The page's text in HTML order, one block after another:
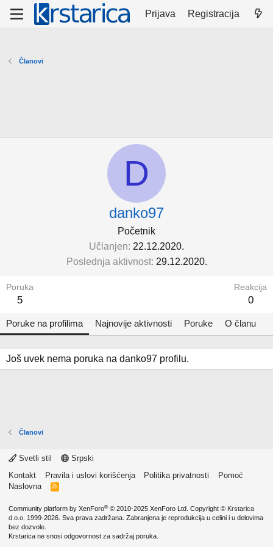
Prijava Registracija
Članovi
D
danko97
Početnik
Učlanjen 22.12.2020.
Poslednja aktivnost 29.12.2020.
Poruka
5
Reakcija
0
Poruke na profilima Najnovije aktivnosti Poruke O članu
Još uvek nema poruka na danko97 profilu.
Članovi
Svetli stil
Srpski
Kontakt
Pravila i uslovi korišćenja Politika privatnosti
Pomoć
Naslovna
R
Community platform by XenForo® © 2010-2025 XenForo Ltd. Copyright © Krstarica
d.o.o. 1999-2026. Sva prava zadržana. Zabranjena je reprodukcija u celini i u delovima
bez dozvole.
Krstarica ne snosi odgovornost za sadržaj poruka.